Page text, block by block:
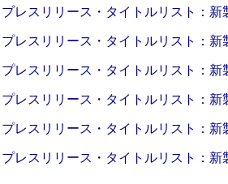
プレスリリース・タイトルリスト：
プレスリリース・タイトルリスト：
プレスリリース・タイトルリスト：
プレスリリース・タイトルリスト：
プレスリリース・タイトルリスト：
プレスリリース・タイトルリスト：